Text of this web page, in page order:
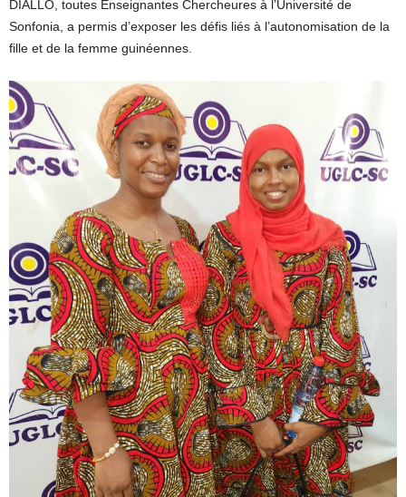
DIALLO, toutes Enseignantes Chercheures à l’Université de
Sonfonia, a permis d’exposer les défis liés à l’autonomisation de la
fille et de la femme guinéennes.